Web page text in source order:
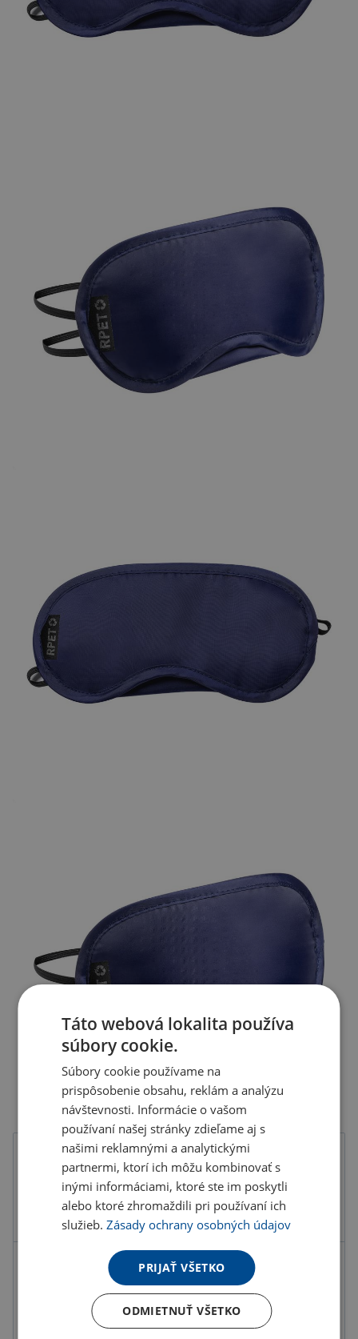
Recyklovaný PET polyester
Táto webová lokalita používa
súbory cookie.
Súbory cookie používame na
prispôsobenie obsahu, reklám a analýzu
návštevnosti. Informácie o vašom
používaní našej stránky zdieľame aj s
našimi reklamnými a analytickými
partnermi, ktorí ich môžu kombinovať s
inými informáciami, ktoré ste im poskytli
alebo ktoré zhromaždili pri používaní ich
služieb.Zásady ochrany osobných údajov
PRIJAŤ VŠETKO
ODMIETNUŤ VŠETKO